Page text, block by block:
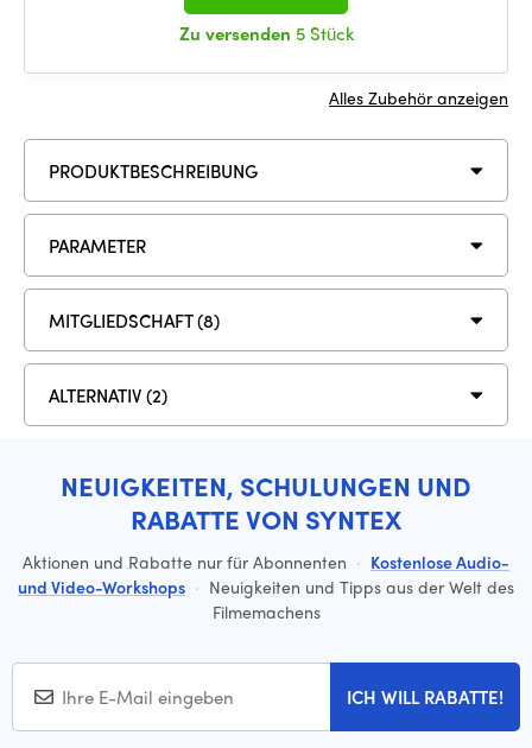
Zu versenden 5 Stück
Alles Zubehör anzeigen
PRODUKTBESCHREIBUNG
PARAMETER
MITGLIEDSCHAFT (8)
ALTERNATIV (2)
NEUIGKEITEN, SCHULUNGEN UND
RABATTE VON SYNTEX
Aktionen und Rabatte nur für Abonnenten · Kostenlose Audio-
und Video-Workshops · Neuigkeiten und Tipps aus der Welt des
Filmemachens
ICH WILL RABATTE!